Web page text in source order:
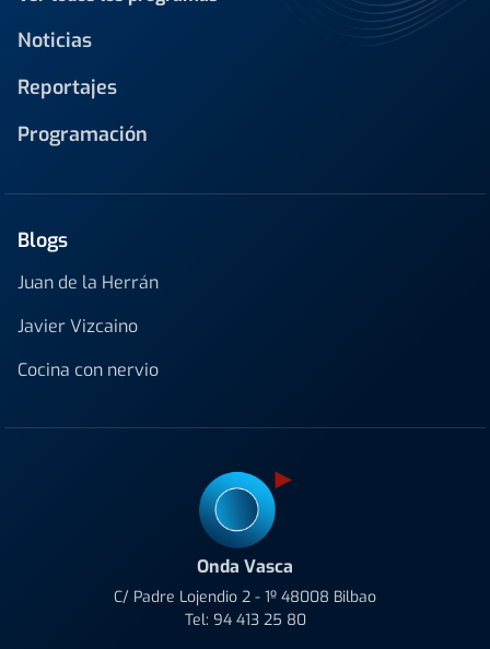
Noticias
Reportajes
Programación
Blogs
Juan de la Herrán
Javier Vizcaino
Cocina con nervio
Onda Vasca
C/ Padre Lojendio 2 - 1º 48008 Bilbao
Tel: 94 413 25 80